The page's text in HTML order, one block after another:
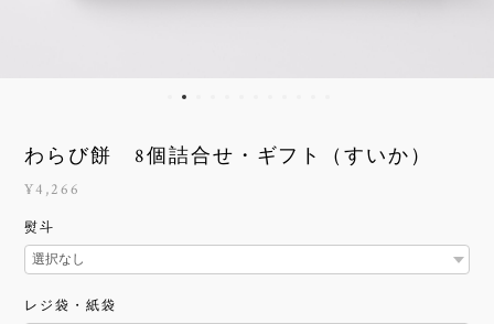
わらび餅 8個詰合せ・ギフト（すいか）
¥4,266
熨斗
レジ袋・紙袋